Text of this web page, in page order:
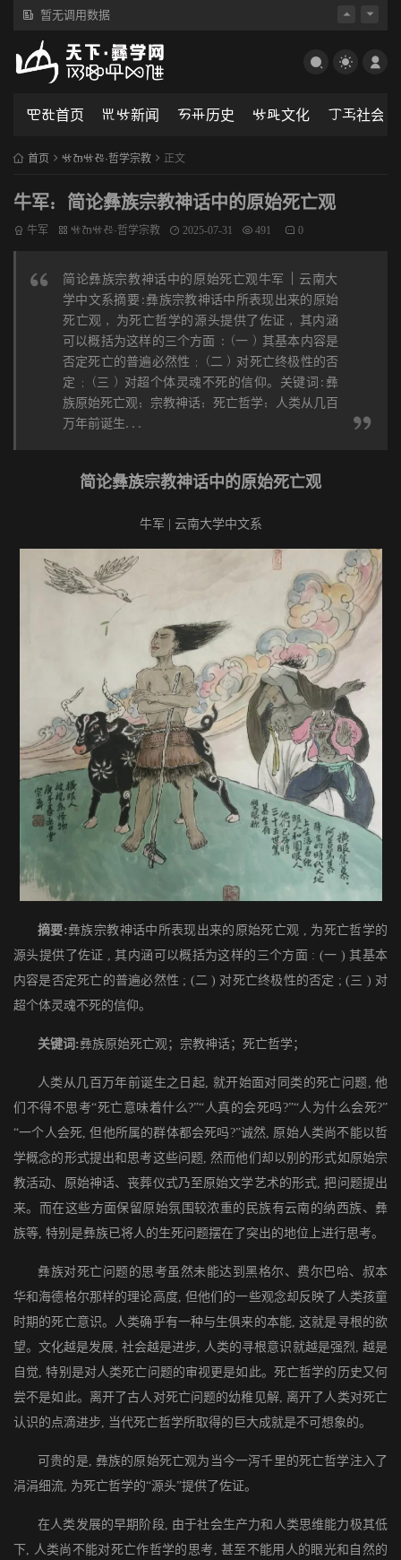
暂无调用数据
暂无调用数据
뇚냨首页 댢긗新闻 갤괆历史 긗댃文化 갆괇社会
首页 긗뀞긗끠·哲学宗教 正文
牛军：简论彝族宗教神话中的原始死亡观
牛军 긗뀞긗끠·哲学宗教 2025-07-31 491 0
简论彝族宗教神话中的原始死亡观牛军 | 云南大
学中文系摘要:彝族宗教神话中所表现出来的原始
死亡观 , 为死亡哲学的源头提供了佐证 , 其内涵
可以概括为这样的三个方面 : (一 ) 其基本内容是
否定死亡的普遍必然性 ; (二 ) 对死亡终极性的否
定 ; (三 ) 对超个体灵魂不死的信仰。关键词:彝
族原始死亡观；宗教神话；死亡哲学；人类从几百
万年前诞生...
简论彝族宗教神话中的原始死亡观
牛军 | 云南大学中文系
摘要:彝族宗教神话中所表现出来的原始死亡观 , 为死亡哲学的
源头提供了佐证 , 其内涵可以概括为这样的三个方面 : (一 ) 其基本
内容是否定死亡的普遍必然性 ; (二 ) 对死亡终极性的否定 ; (三 ) 对
超个体灵魂不死的信仰。
关键词:彝族原始死亡观；宗教神话；死亡哲学；
人类从几百万年前诞生之日起, 就开始面对同类的死亡问题, 他
们不得不思考“死亡意味着什么?”“人真的会死吗?”“人为什么会死?”
“一个人会死, 但他所属的群体都会死吗?”诚然, 原始人类尚不能以哲
学概念的形式提出和思考这些问题, 然而他们却以别的形式如原始宗
教活动、原始神话、丧葬仪式乃至原始文学艺术的形式, 把问题提出
来。而在这些方面保留原始氛围较浓重的民族有云南的纳西族、彝
族等, 特别是彝族已将人的生死问题摆在了突出的地位上进行思考。
彝族对死亡问题的思考虽然未能达到黑格尔、费尔巴哈、叔本
华和海德格尔那样的理论高度, 但他们的一些观念却反映了人类孩童
时期的死亡意识。人类确乎有一种与生俱来的本能, 这就是寻根的欲
望。文化越是发展, 社会越是进步, 人类的寻根意识就越是强烈, 越是
自觉, 特别是对人类死亡问题的审视更是如此。死亡哲学的历史又何
尝不是如此。离开了古人对死亡问题的幼稚见解, 离开了人类对死亡
认识的点滴进步, 当代死亡哲学所取得的巨大成就是不可想象的。
可贵的是, 彝族的原始死亡观为当今一泻千里的死亡哲学注入了
涓涓细流, 为死亡哲学的“源头”提供了佐证。
在人类发展的早期阶段, 由于社会生产力和人类思维能力极其低
下, 人类尚不能对死亡作哲学的思考, 甚至不能用人的眼光和自然的